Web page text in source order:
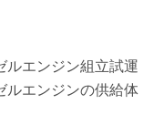
ルエンジン組立試運
ルエンジンの供給体